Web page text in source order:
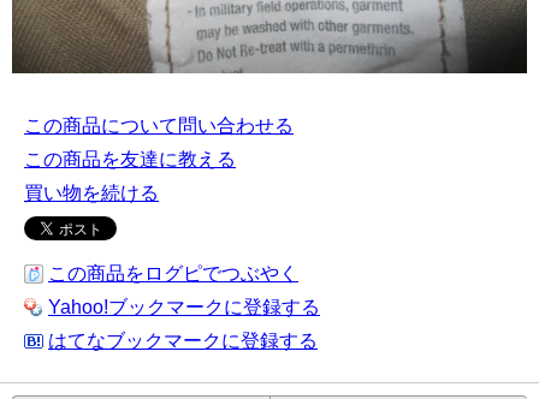
この商品について問い合わせる
この商品を友達に教える
買い物を続ける
この商品をログピでつぶやく
Yahoo!ブックマークに登録する
はてなブックマークに登録する